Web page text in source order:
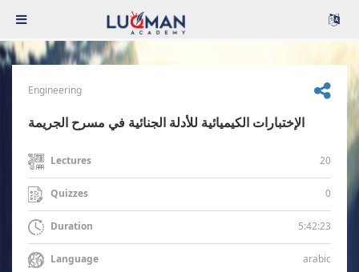
Engineering
الإختبارات الكيميائية للأدلة الجنائية في مسرح الجريمة
Lectures 20
Quizzes 0
Duration 5:42:23
Language arabic